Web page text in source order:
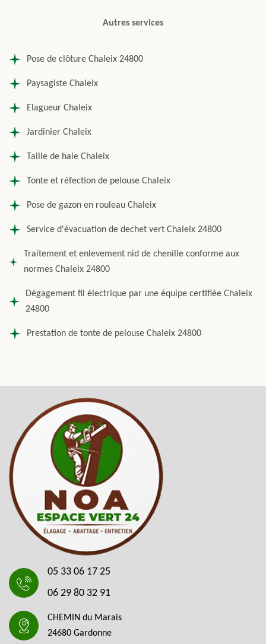
Autres services
Pose de clôture Chaleix 24800
Paysagiste Chaleix
Elagueur Chaleix
Jardinier Chaleix
Taille de haie Chaleix
Tonte et réfection de pelouse Chaleix
Pose de gazon en rouleau Chaleix
Service d'évacuation de dechet vert Chaleix 24800
Traitement et enlevement nid de chenille conforme aux
normes Chaleix 24800
Dégagement fil électrique par une équipe certifiée Chaleix
24800
Prestation de tonte de pelouse Chaleix 24800
05 33 06 17 25
06 29 80 32 91
CHEMIN du Marais
24680 Gardonne